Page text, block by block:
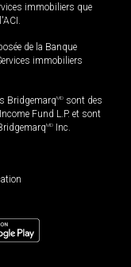
immobiliers que
de la Banque
immobiliers
BridgemarqMD sont des
Fund L.P. et sont
MD Inc.